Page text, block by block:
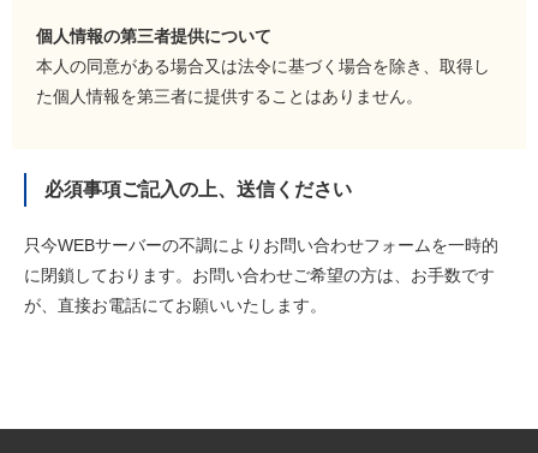
個人情報の第三者提供について
本人の同意がある場合又は法令に基づく場合を除き、取得し
た個人情報を第三者に提供することはありません。
とはありません。
個人情報を入力するにあたっての注意事項
ご提供いただいた個人情報について、必要な項目の漏れや誤
りがあった場合には、連絡ができない等、不利益を被る可能
必須事項ご記入の上、送信ください